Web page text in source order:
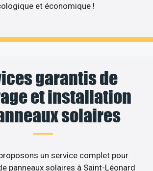
et économique !
garantis de
et installation
solaires
un service complet pour
panneaux solaires à Saint-Léonard